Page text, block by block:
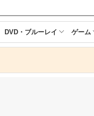
DVD・ブルーレイ ゲーム